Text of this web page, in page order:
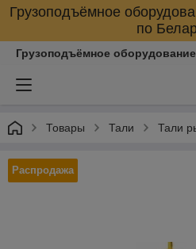
Грузоподъёмное
по
Грузоподъёмное
Товары Тали Тали
Распродажа